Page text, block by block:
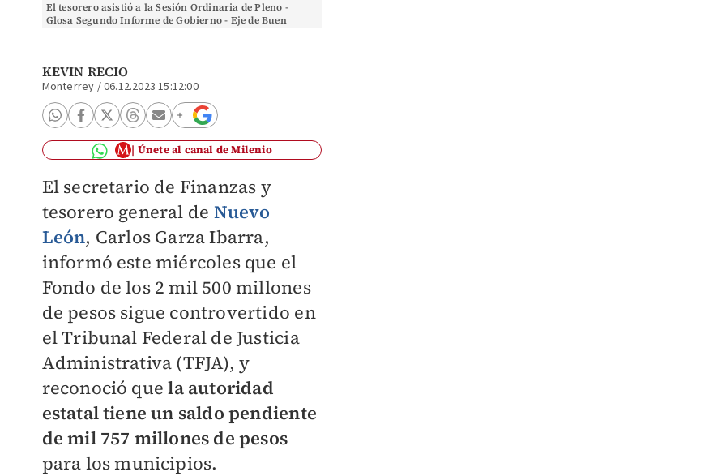
El tesorero asistió a la Sesión Ordinaria de Pleno -
Glosa Segundo Informe de Gobierno - Eje de Buen
KEVIN RECIO
Monterrey /06.12.2023 15:12:00
Únete al canal de Milenio
El secretario de Finanzas y
tesorero general de Nuevo
León, Carlos Garza Ibarra,
informó este miércoles que el
Fondo de los 2 mil 500 millones
de pesos sigue controvertido en
el Tribunal Federal de Justicia
Administrativa (TFJA), y
reconoció que la autoridad
estatal tiene un saldo pendiente
de mil 757 millones de pesos
para los municipios.